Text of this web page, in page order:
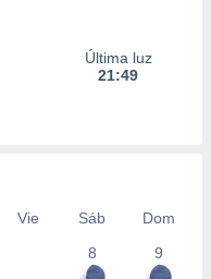
Última luz
21:49
Vie Sáb
Dom
8
9